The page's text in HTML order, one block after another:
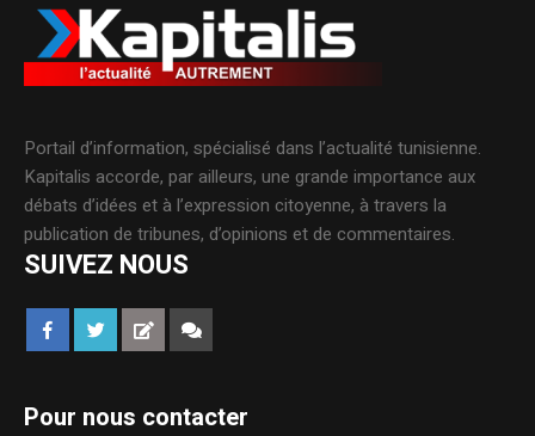
Portail d’information, spécialisé dans l’actualité tunisienne.
Kapitalis accorde, par ailleurs, une grande importance aux
débats d’idées et à l’expression citoyenne, à travers la
publication de tribunes, d’opinions et de commentaires.
SUIVEZ NOUS
Pour nous contacter